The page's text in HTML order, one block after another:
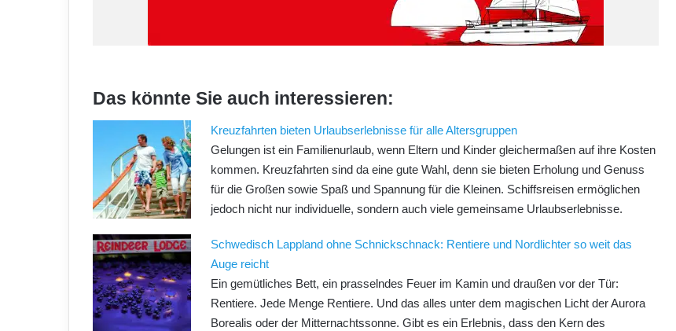
Das könnte Sie auch interessieren:
Kreuzfahrten bieten Urlaubserlebnisse für alle Altersgruppen
Gelungen ist ein Familienurlaub, wenn Eltern und Kinder gleichermaßen auf ihre Kosten
kommen. Kreuzfahrten sind da eine gute Wahl, denn sie bieten Erholung und Genuss
für die Großen sowie Spaß und Spannung für die Kleinen. Schiffsreisen ermöglichen
jedoch nicht nur individuelle, sondern auch viele gemeinsame Urlaubserlebnisse.
Schwedisch Lappland ohne Schnickschnack: Rentiere und Nordlichter so weit das
Auge reicht
Ein gemütliches Bett, ein prasselndes Feuer im Kamin und draußen vor der Tür:
Rentiere. Jede Menge Rentiere. Und das alles unter dem magischen Licht der Aurora
Borealis oder der Mitternachtssonne. Gibt es ein Erlebnis, dass den Kern des